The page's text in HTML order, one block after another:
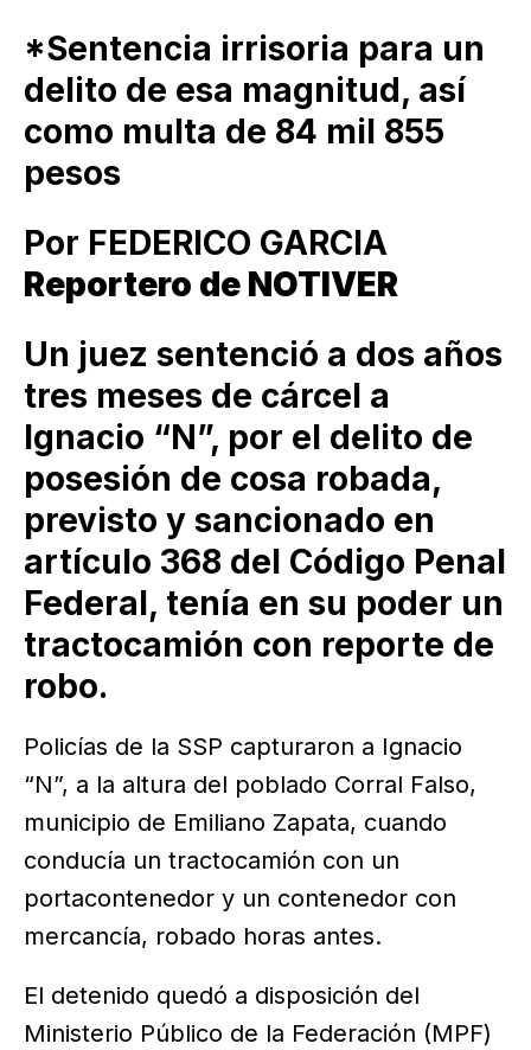
*Sentencia irrisoria para un
delito de esa magnitud, así
como multa de 84 mil 855
pesos
Por FEDERICO GARCIA
Reportero de NOTIVER
Un juez sentenció a dos años
tres meses de cárcel a
Ignacio “N”, por el delito de
posesión de cosa robada,
previsto y sancionado en
artículo 368 del Código Penal
Federal, tenía en su poder un
tractocamión con reporte de
robo.
Policías de la SSP capturaron a Ignacio
“N”, a la altura del poblado Corral Falso,
municipio de Emiliano Zapata, cuando
conducía un tractocamión con un
portacontenedor y un contenedor con
mercancía, robado horas antes.
El detenido quedó a disposición del
Ministerio Público de la Federación (MPF)